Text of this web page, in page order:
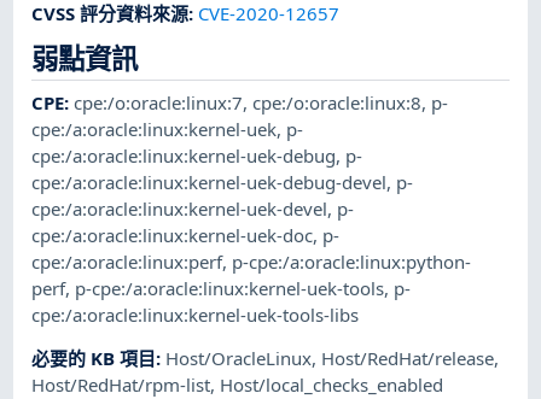
CVSS 評分資料來源: CVE-2020-12657
弱點資訊
CPE:cpe:/o:oracle:linux:7,cpe:/o:oracle:linux:8, p-
cpe:/a:oracle:linux:kernel-uek, p-
cpe:/a:oracle:linux:kernel-uek-debug, p-
cpe:/a:oracle:linux:kernel-uek-debug-devel, p-
cpe:/a:oracle:linux:kernel-uek-devel, p-
cpe:/a:oracle:linux:kernel-uek-doc, p-
cpe:/a:oracle:linux:perf, p-cpe:/a:oracle:linux:python-
perf, p-cpe:/a:oracle:linux:kernel-uek-tools, p-
cpe:/a:oracle:linux:kernel-uek-tools-libs
必要的 KB 項目: Host/OracleLinux, Host/RedHat/release,
Host/RedHat/rpm-list, Host/local_checks_enabled